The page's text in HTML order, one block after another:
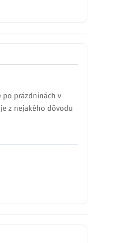
po prázdninách v
z nejakého dôvodu